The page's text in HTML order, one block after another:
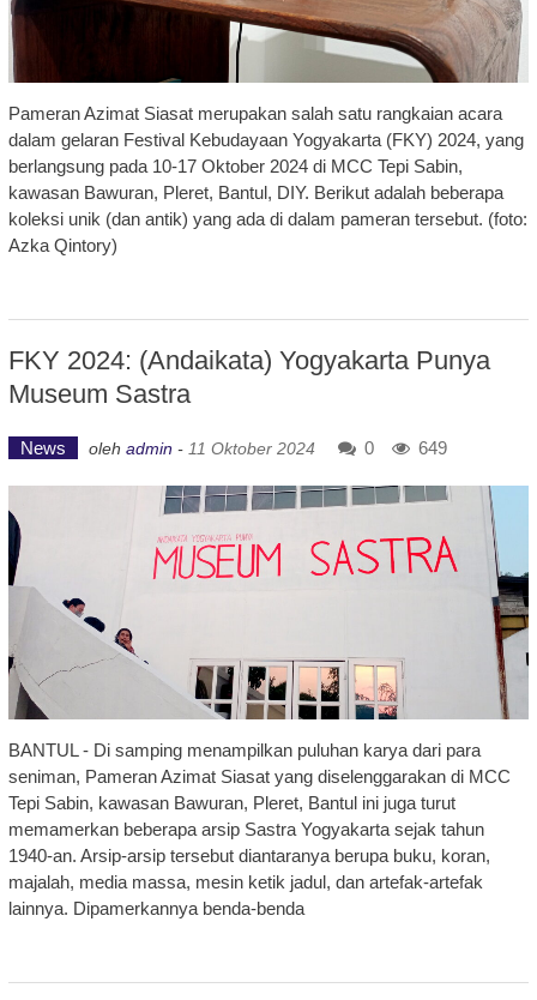
Pameran Azimat Siasat merupakan salah satu rangkaian acara
dalam gelaran Festival Kebudayaan Yogyakarta (FKY) 2024, yang
berlangsung pada 10-17 Oktober 2024 di MCC Tepi Sabin,
kawasan Bawuran, Pleret, Bantul, DIY. Berikut adalah beberapa
koleksi unik (dan antik) yang ada di dalam pameran tersebut. (foto:
Azka Qintory)
FKY 2024: (Andaikata) Yogyakarta Punya
Museum Sastra
News oleh admin - 11 Oktober 2024 0 649
BANTUL - Di samping menampilkan puluhan karya dari para
seniman, Pameran Azimat Siasat yang diselenggarakan di MCC
Tepi Sabin, kawasan Bawuran, Pleret, Bantul ini juga turut
memamerkan beberapa arsip Sastra Yogyakarta sejak tahun
1940-an. Arsip-arsip tersebut diantaranya berupa buku, koran,
majalah, media massa, mesin ketik jadul, dan artefak-artefak
lainnya. Dipamerkannya benda-benda